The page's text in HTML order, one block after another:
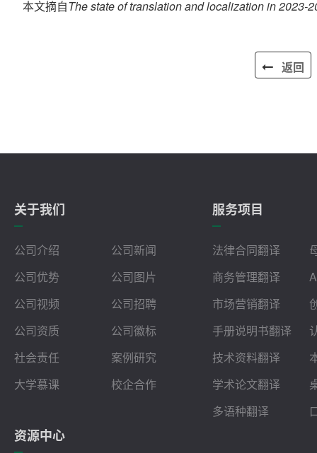
本文摘自The state of translation and localization in 2023-
返回
关于我们
公司介绍
公司新闻
公司优势
公司图片
公司视频
公司招聘
公司资质
公司徽标
社会责任
案例研究
大学慕课
校企合作
服务项目
法律合同翻译
商务管理翻译
市场营销翻译
手册说明书翻译
技术资料翻译
学术论文翻译
多语种翻译
资源中心